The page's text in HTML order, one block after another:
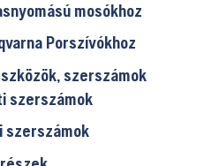
mosókhoz
Porszívókhoz
szerszámok
szerszámok
szerszámok